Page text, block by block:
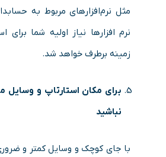
مثل نرم‌افزارهای مربوط به
نرم‌ افزارها نیاز اولیه شما برای
زمینه برطرف خواهد شد.
برای مکان استارتاپ و وسایل
نباشید
با جای کوچک و وسایل کمتر و